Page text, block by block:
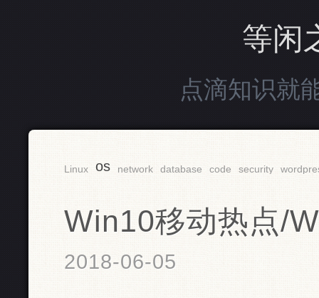
等闲
点滴知识就
Linux os network database code security
Win10移动热点/
2018-06-05